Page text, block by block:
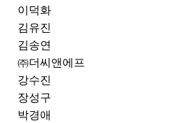
이덕화
김유진
김송연
㈜더씨앤에프
강수진
장성구
박경애